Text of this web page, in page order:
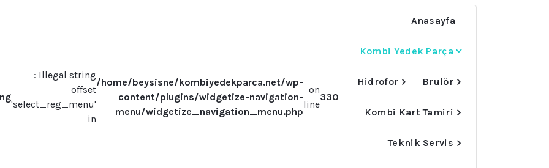
: Illegal string
offset
'select_reg_menu'
in
/home/beysisne/kombiyedekparca.net/wp-
content/plugins/widgetize-navigation-
menu/widgetize_navigation_menu.php
on
line
330
Anasayfa
Kombi Yedek Parça
Hidrofor Brulör
Kombi Kart Tamiri
Teknik Servis